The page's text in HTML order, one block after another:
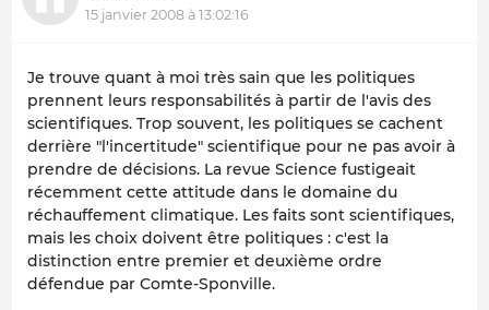
15 janvier 2008 à 13:02:16
Je trouve quant à moi très sain que les politiques
prennent leurs responsabilités à partir de l'avis des
scientifiques. Trop souvent, les politiques se cachent
derrière "l'incertitude" scientifique pour ne pas avoir à
prendre de décisions. La revue Science fustigeait
récemment cette attitude dans le domaine du
réchauffement climatique. Les faits sont scientifiques,
mais les choix doivent être politiques : c'est la
distinction entre premier et deuxième ordre
défendue par Comte-Sponville.